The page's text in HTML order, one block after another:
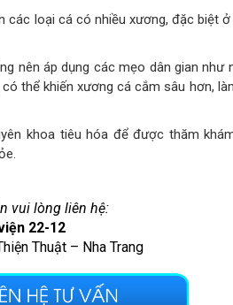
các loại cá có nhiều xương, đặc biệt
nên áp dụng các mẹo dân gian như
thể khiến xương cá cắm sâu hơn,
khoa tiêu hóa để được thăm
vui lòng liên hệ:
22-12
Thuật – Nha Trang